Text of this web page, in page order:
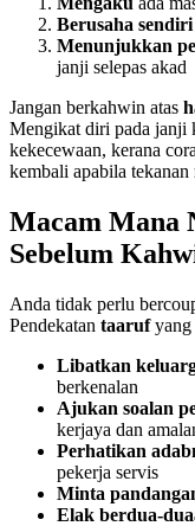
Berusaha sendiri
Menunjukkan
janji selepas akad
Jangan berkahwin atas
Mengikat diri pada janji
kekecewaan, kerana
kembali apabila
Macam Mana
Sebelum
Anda tidak perlu
Pendekatan taarufyang
Libatkan
berkenalan
Ajukan soalan
kerjaya dan
Perhatikan
pekerja servis
Minta
Elak berdua-